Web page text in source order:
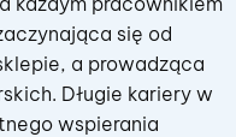
się od
a prowadząca
Długie kariery w
wspierania